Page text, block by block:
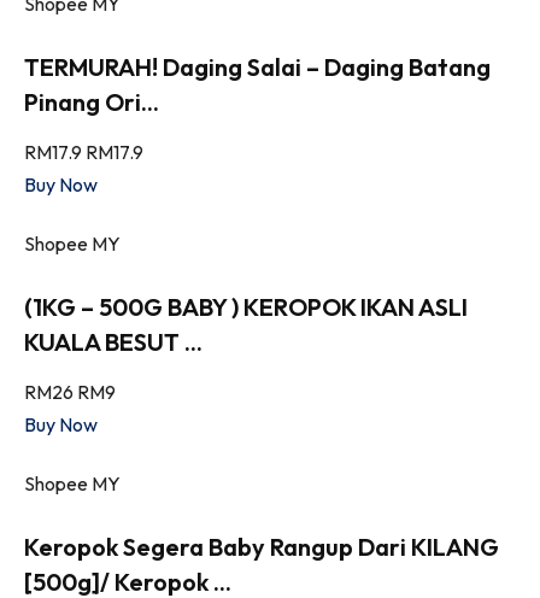
TERMURAH! Daging Salai – Daging Batang
Pinang Ori...
RM17.9 RM17.9
Buy Now
Shopee MY
(1KG – 500G BABY ) KEROPOK IKAN ASLI
KUALA BESUT ...
RM26 RM9
Buy Now
Shopee MY
Keropok Segera Baby Rangup Dari KILANG
[500g]/ Keropok ...